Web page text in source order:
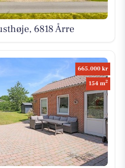
6818 Årre
665.000 kr
154 m2